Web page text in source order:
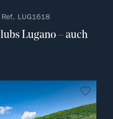
LUG1618
Lugano – auch
kein